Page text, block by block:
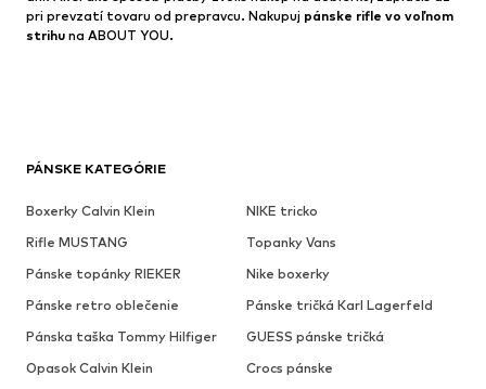
PÁNSKE KATEGÓRIE
Boxerky Calvin Klein
NIKE tricko
Rifle MUSTANG
Topanky Vans
Pánske topánky RIEKER
Nike boxerky
Pánske retro oblečenie
Pánske tričká Karl Lagerfeld
Pánska taška Tommy Hilfiger
GUESS pánske tričká
Opasok Calvin Klein
Crocs pánske
pri prevzatí tovaru od prepravcu. Nakupuj pánske rifle vo voľnom
strihu na ABOUT YOU.